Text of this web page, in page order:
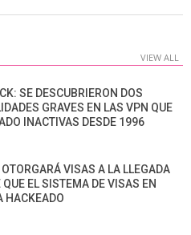
VIEW ALL
SE DESCUBRIERON DOS
GRAVES EN LAS VPN QUE
INACTIVAS DESDE 1996
VISAS A LA LLEGADA
QUE EL SISTEMA DE VISAS EN
HACKEADO